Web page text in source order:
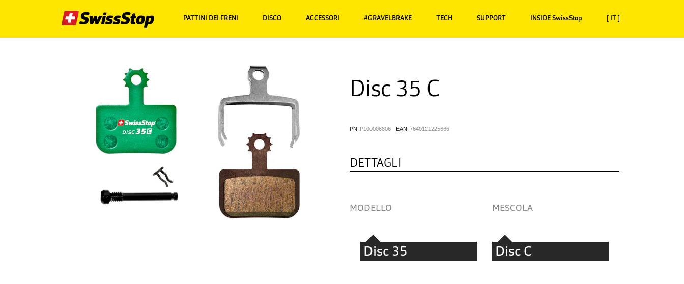
PATTINI DEI FRENI DISCO ACCESSORI #GRAVELBRAKE TECH SUPPORT INSIDE SwissStop [ IT ]
Disc 35 C
PN: P100006806 EAN: 7640121225666
DETTAGLI
MODELLO MESCOLA
Disc 35 Disc C